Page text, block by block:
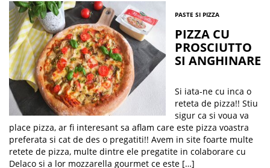
PASTE SI PIZZA
PIZZA CU
PROSCIUTTO
SI ANGHINARE
Si iata-ne cu inca o
reteta de pizza!! Stiu
sigur ca si voua va
place pizza, ar fi interesant sa aflam care este pizza voastra
preferata si cat de des o pregatiti!! Avem in site foarte multe
retete de pizza, multe dintre ele pregatite in colaborare cu
Delaco si a lor mozzarella gourmet ce este […]